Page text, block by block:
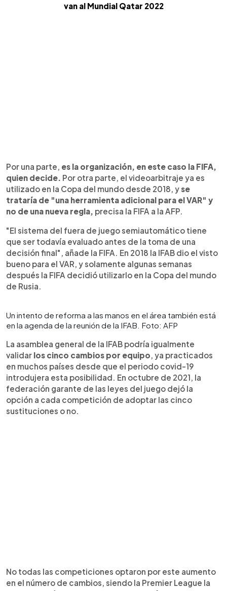
van al Mundial Qatar 2022
Por una parte, es la organización, en este caso la FIFA,
quien decide. Por otra parte, el videoarbitraje ya es
utilizado en la Copa del mundo desde 2018, yse
trataría de "una herramienta adicional para el VAR" y
no de una nueva regla, precisa la FIFA a la AFP.
"El sistema del fuera de juego semiautomático tiene
que ser todavía evaluado antes de la toma de una
decisión final", añade la FIFA. En 2018 la IFAB dio el visto
bueno para el VAR, y solamente algunas semanas
después la FIFA decidió utilizarlo en la Copa del mundo
de Rusia.
Un intento de reforma a las manos en el área también está
en la agenda de la reunión de la IFAB. Foto: AFP
La asamblea general de la IFAB podría igualmente
validar los cinco cambios por equipo, ya practicados
en muchos países desde que el periodo covid-19
introdujera esta posibilidad. En octubre de 2021, la
federación garante de las leyes del juego dejó la
opción a cada competición de adoptar las cinco
sustituciones o no.
No todas las competiciones optaron por este aumento
en el número de cambios, siendo la Premier League la